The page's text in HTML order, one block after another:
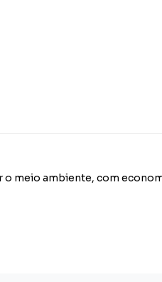
meio ambiente, com